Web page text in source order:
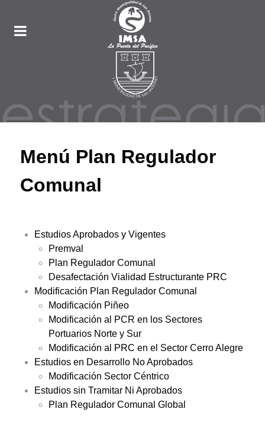
Menú Plan Regulador
Comunal
Estudios Aprobados y Vigentes
Premval
Plan Regulador Comunal
Desafectación Vialidad Estructurante PRC
Modificación Plan Regulador Comunal
Modificación Piñeo
Modificación al PCR en los Sectores
Portuarios Norte y Sur
Modificación al PRC en el Sector Cerro Alegre
Estudios en Desarrollo No Aprobados
Modificación Sector Céntrico
Estudios sin Tramitar Ni Aprobados
Plan Regulador Comunal Global